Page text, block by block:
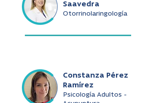
Saavedra
Otorrinolaringología
Constanza Pérez
Ramírez
Psicología Adultos -